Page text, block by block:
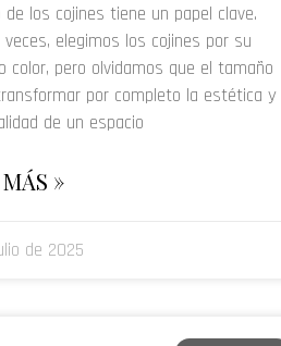
los cojines tiene un papel clave.
veces, elegimos los cojines por su
color, pero olvidamos que el tamaño
por completo la estética y
de un espacio
»
de 2025